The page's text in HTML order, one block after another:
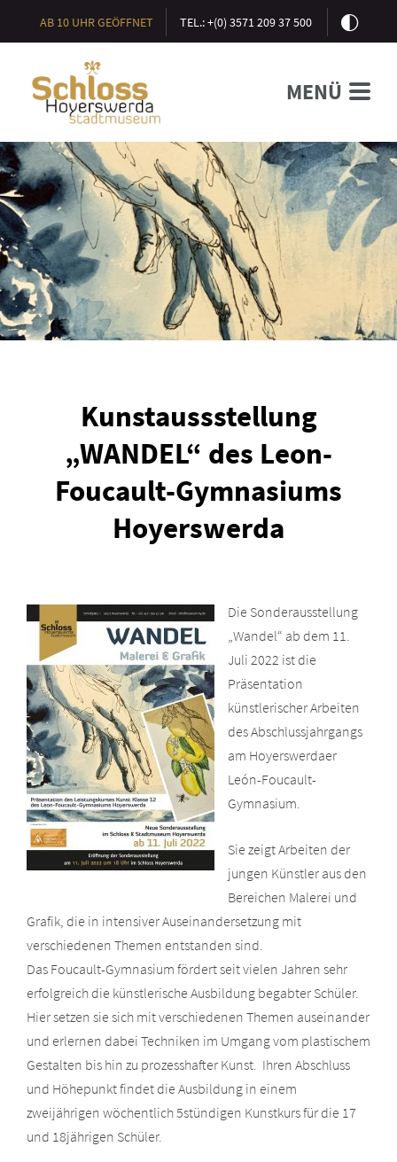
AB 10 UHR GEÖFFNET TEL.: +(0) 3571 209 37 500
MENÜ
Kunstaussstellung
„WANDEL“ des Leon-
Foucault-Gymnasiums
Hoyerswerda
Die Sonderausstellung
„Wandel“ ab dem 11.
Juli 2022 ist die
Präsentation
künstlerischer Arbeiten
des Abschlussjahrgangs
am Hoyerswerdaer
León-Foucault-
Gymnasium.
Sie zeigt Arbeiten der
jungen Künstler aus den
Bereichen Malerei und
Grafik, die in intensiver Auseinandersetzung mit
verschiedenen Themen entstanden sind.
Das Foucault-Gymnasium fördert seit vielen Jahren sehr
erfolgreich die künstlerische Ausbildung begabter Schüler.
Hier setzen sie sich mit verschiedenen Themen auseinander
und erlernen dabei Techniken im Umgang vom plastischem
Gestalten bis hin zu prozesshafter Kunst. Ihren Abschluss
und Höhepunkt findet die Ausbildung in einem
zweijährigen wöchentlich 5stündigen Kunstkurs für die 17
und 18jährigen Schüler.